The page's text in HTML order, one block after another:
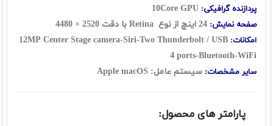
پردازنده گرافیکی: 10Core GPU
صفحه نمایش: Retina با دقت 2520 × 4480
امکانات: 12MP Center Stage camera-Siri-Two Thunderbolt / USB
4 ports-Bluetooth-WiFi
سایر مشخصات: سیستم عامل: Apple macOS
پارامتر های محصول: